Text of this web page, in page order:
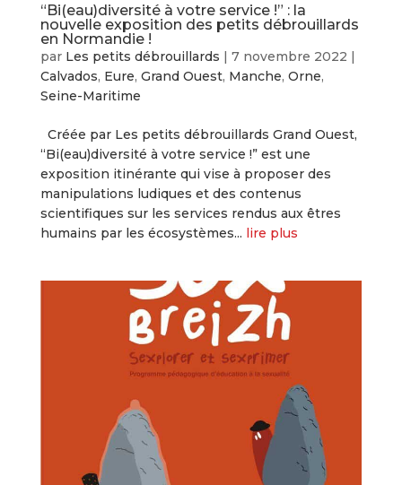
“Bi(eau)diversité à votre service !” : la
nouvelle exposition des petits débrouillards
en Normandie !
par Les petits débrouillards | 7 novembre 2022 |
Calvados, Eure, Grand Ouest, Manche, Orne,
Seine-Maritime
Créée par Les petits débrouillards Grand Ouest,
“Bi(eau)diversité à votre service !” est une
exposition itinérante qui vise à proposer des
manipulations ludiques et des contenus
scientifiques sur les services rendus aux êtres
humains par les écosystèmes... lire plus